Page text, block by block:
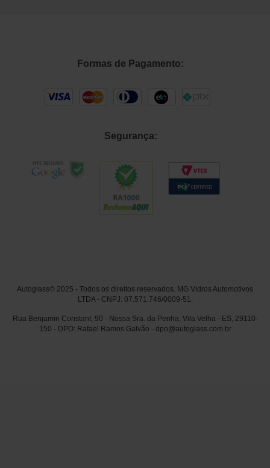
Formas de Pagamento:
Segurança:
Autoglass© 2025 - Todos os direitos reservados. MG Vidros Automotivos
LTDA - CNPJ: 07.571.746/0009-51.
Rua Benjamin Constant, 90 - Nossa Sra. da Penha, Vila Velha - ES, 29110-
150 - DPO: Rafael Ramos Galvão - dpo@autoglass.com.br